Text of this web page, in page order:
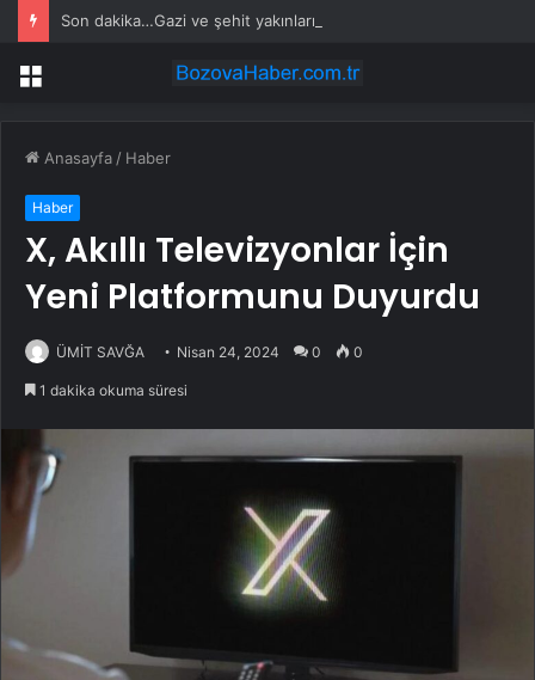
Menü
Anasayfa / Haber
Haber
X, Akıllı Televizyonlar İçin
Yeni Platformunu Duyurdu
ÜMİT SAVĞA Nisan 24, 2024 0 0
1 dakika okuma süresi